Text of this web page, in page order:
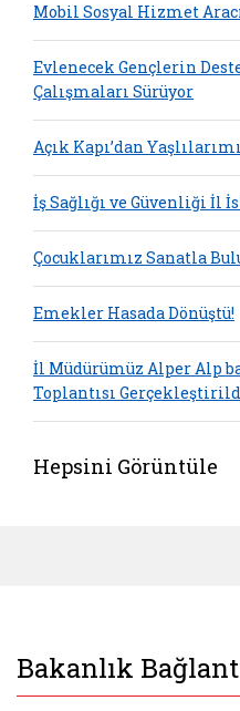
Mobil Sosyal Hizmet
Evlenecek Gençlerin
Çalışmaları Sürüyor
Açık Kapı’dan
İş Sağlığı ve Güvenliği İl
Çocuklarımız Sanatla
Emekler Hasada Dönüştü!
İl Müdürümüz Alper Alp
Toplantısı
Hepsini Görüntüle
Bakanlık